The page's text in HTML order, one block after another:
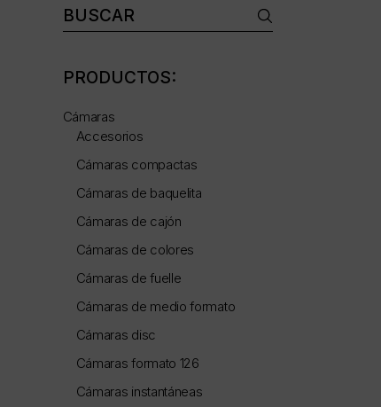
Buscar:
PRODUCTOS:
Cámaras
Accesorios
Cámaras compactas
Cámaras de baquelita
Cámaras de cajón
Cámaras de colores
Cámaras de fuelle
Cámaras de medio formato
Cámaras disc
Cámaras formato 126
Cámaras instantáneas